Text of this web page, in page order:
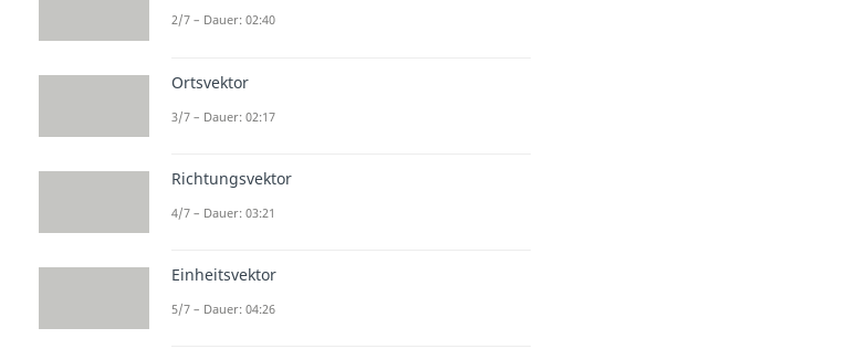
2/7 – Dauer: 02:40
Ortsvektor
3/7 – Dauer: 02:17
Richtungsvektor
4/7 – Dauer: 03:21
Einheitsvektor
5/7 – Dauer: 04:26